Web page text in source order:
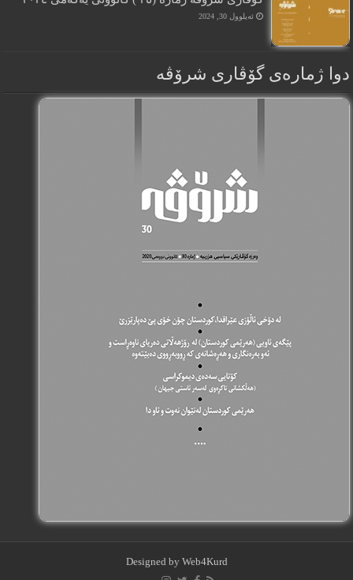
ئەیلوول 30, 2024
دوا ژمارەی گۆڤاری شرۆڤه
Designed by Web4Kurd